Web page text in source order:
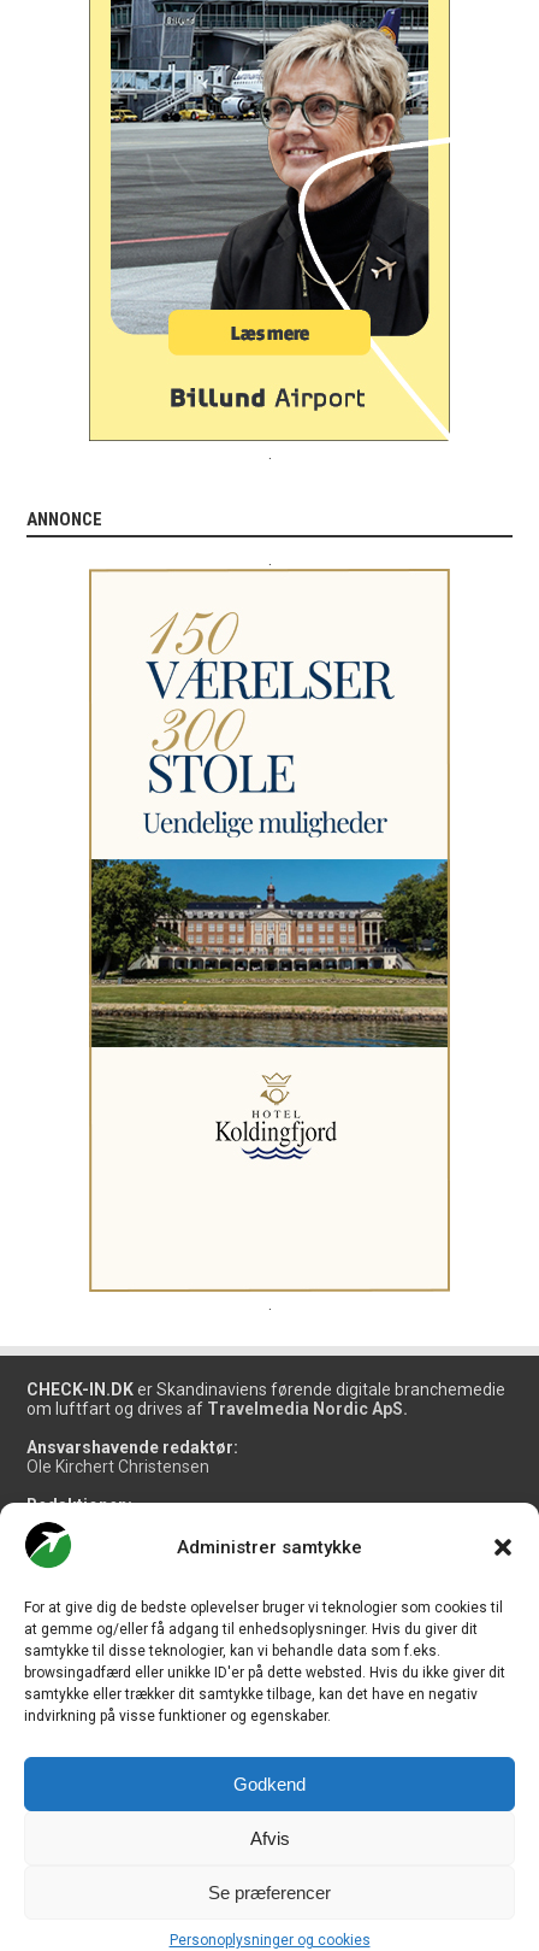
Administrer samtykke
For at give dig de bedste oplevelser bruger vi teknologier som cookies til
at gemme og/eller få adgang til enhedsoplysninger. Hvis du giver dit
samtykke til disse teknologier, kan vi behandle data som f.eks.
browsingadfærd eller unikke ID'er på dette websted. Hvis du ikke giver dit
samtykke eller trækker dit samtykke tilbage, kan det have en negativ
indvirkning på visse funktioner og egenskaber.
Godkend
Afvis
Se præferencer
Personoplysninger og cookies
ANNONCE
CHECK-IN.DK er Skandinaviens førende digitale branchemedie
om luftfart og drives af Travelmedia Nordic ApS.
Ansvarshavende redaktør:
Ole Kirchert Christensen
Redaktionen:
Christian Granhøj Skouboe
Henrik Baumgarten
Danny Longhi Andreasen
Salg og jobannoncer:
salg@travelmedianordic.com
Vi tager ansvar for indholdet og er tilmeldt